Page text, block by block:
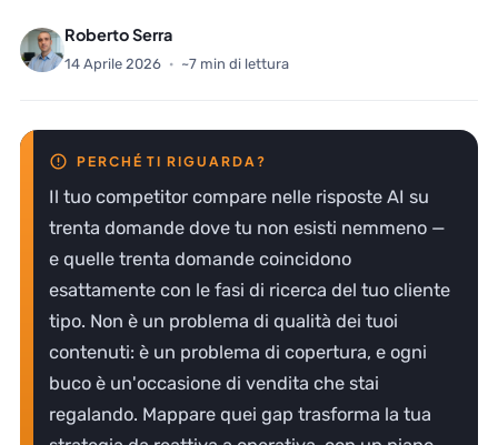
Roberto Serra
14 Aprile 2026 · ~7 min di lettura
Il tuo competitor compare nelle risposte AI su
trenta domande dove tu non esisti nemmeno —
e quelle trenta domande coincidono
esattamente con le fasi di ricerca del tuo cliente
tipo. Non è un problema di qualità dei tuoi
contenuti: è un problema di copertura, e ogni
buco è un'occasione di vendita che stai
regalando. Mappare quei gap trasforma la tua